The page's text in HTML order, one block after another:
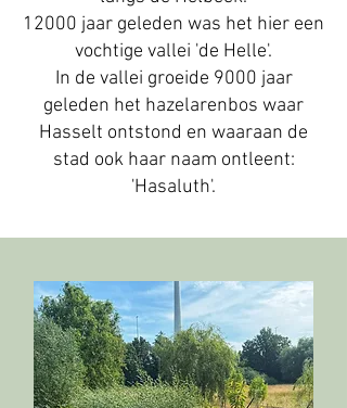
12000 jaar geleden was het hier een
vochtige vallei 'de Helle'.
In de vallei groeide 9000 jaar
geleden het hazelarenbos waar
Hasselt ontstond en waaraan de
stad ook haar naam ontleent:
'Hasaluth'.